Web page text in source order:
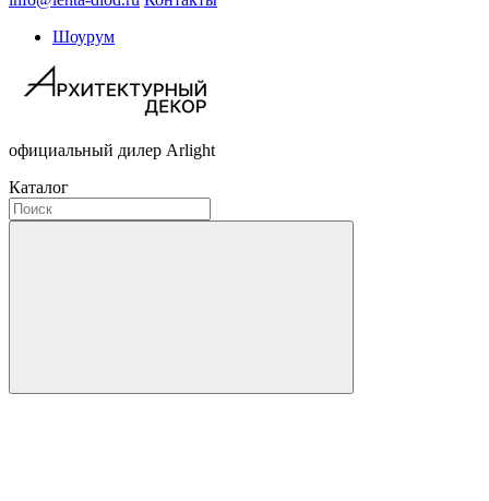
Шоурум
официальный дилер Arlight
Каталог